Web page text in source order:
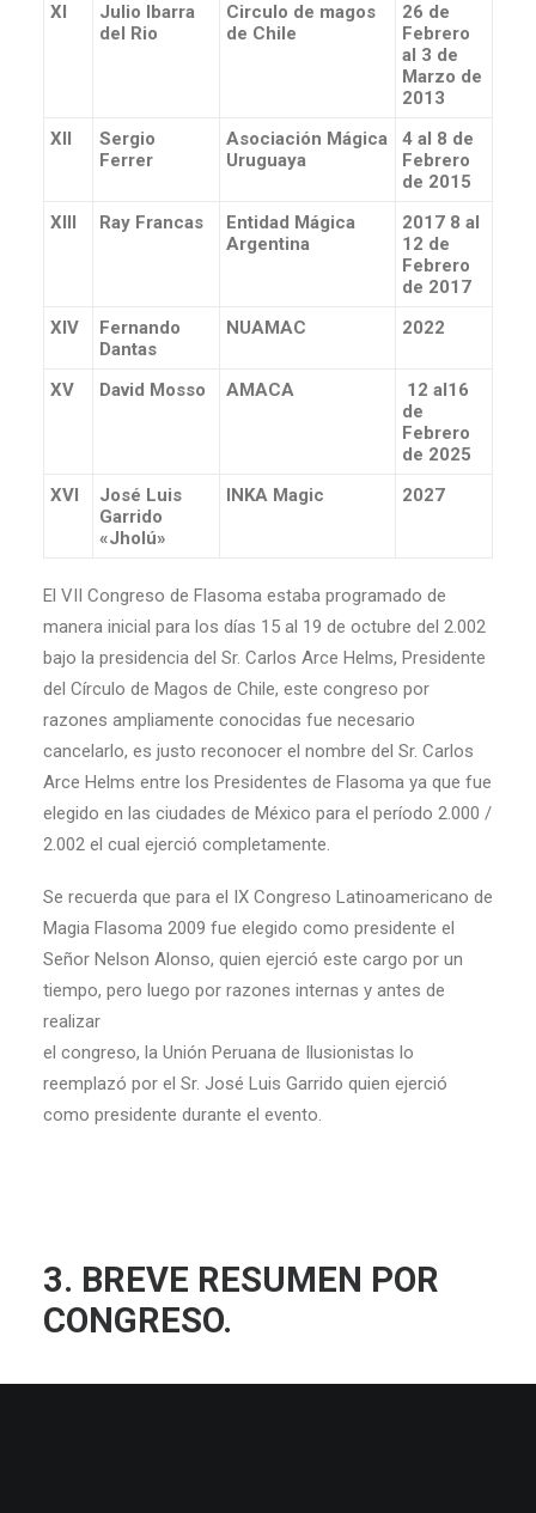
XI
Julio Ibarra
del Rio
Circulo de magos
de Chile
26 de
Febrero
al 3 de
Marzo de
2013
XII
Sergio
Ferrer
Asociación Mágica
Uruguaya
4 al 8 de
Febrero
de 2015
XIII
Ray Francas
Entidad Mágica
Argentina
2017 8 al
12 de
Febrero
de 2017
XIV
Fernando
Dantas
NUAMAC 2022
XV David Mosso AMACA
12 al16
de
Febrero
de 2025
XVI
José Luis
Garrido
«Jholú»
INKA Magic 2027
El VII Congreso de Flasoma estaba programado de
manera inicial para los días 15 al 19 de octubre del 2.002
bajo la presidencia del Sr. Carlos Arce Helms, Presidente
del Círculo de Magos de Chile, este congreso por
razones ampliamente conocidas fue necesario
cancelarlo, es justo reconocer el nombre del Sr. Carlos
Arce Helms entre los Presidentes de Flasoma ya que fue
elegido en las ciudades de México para el período 2.000 /
2.002 el cual ejerció completamente.
Se recuerda que para el IX Congreso Latinoamericano de
Magia Flasoma 2009 fue elegido como presidente el
Señor Nelson Alonso, quien ejerció este cargo por un
tiempo, pero luego por razones internas y antes de
realizar
el congreso, la Unión Peruana de Ilusionistas lo
reemplazó por el Sr. José Luis Garrido quien ejerció
como presidente durante el evento.
3. BREVE RESUMEN POR
CONGRESO.